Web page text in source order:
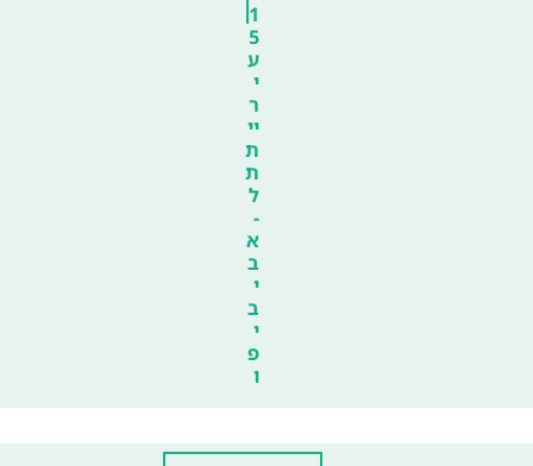
1
5
ע
י
ר
יי
ת
ת
ל
-
א
ב
י
ב
י
פ
ו